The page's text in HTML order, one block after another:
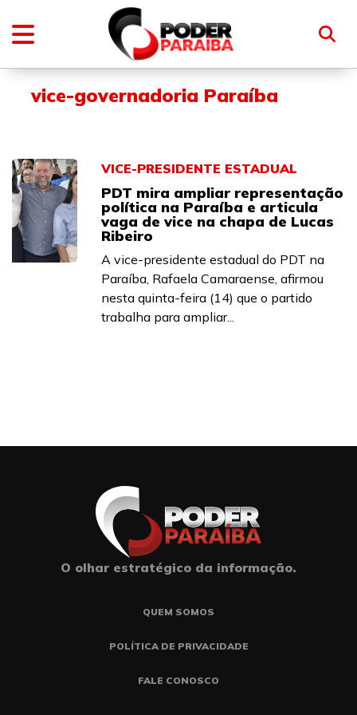
vice-governadoria Paraíba
VICE-PRESIDENTE ESTADUAL
PDT mira ampliar representação
política na Paraíba e articula
vaga de vice na chapa de Lucas
Ribeiro
A vice-presidente estadual do PDT na
Paraíba, Rafaela Camaraense, afirmou
nesta quinta-feira (14) que o partido
trabalha para ampliar...
O olhar estratégico da informação.
QUEM SOMOS
POLÍTICA DE PRIVACIDADE
FALE CONOSCO